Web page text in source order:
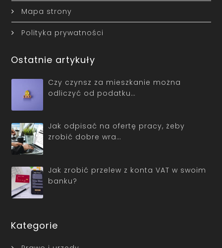
Mapa strony
Polityka prywatności
Ostatnie artykuły
Czy czynsz za mieszkanie można
odliczyć od podatku…
Jak odpisać na ofertę pracy, żeby
zrobić dobre wra…
Jak zrobić przelew z konta VAT w swoim
banku?
Kategorie